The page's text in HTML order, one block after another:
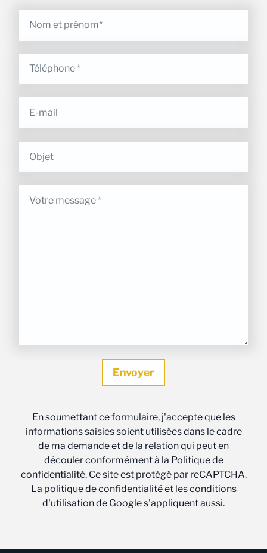
En soumettant ce formulaire, j'accepte que les
informations saisies soient utilisées dans le cadre
de ma demande et de la relation qui peut en
découler conformément à la Politique de
confidentialité. Ce site est protégé par reCAPTCHA.
La politique de confidentialité et les conditions
d'utilisation de Google s'appliquent aussi.